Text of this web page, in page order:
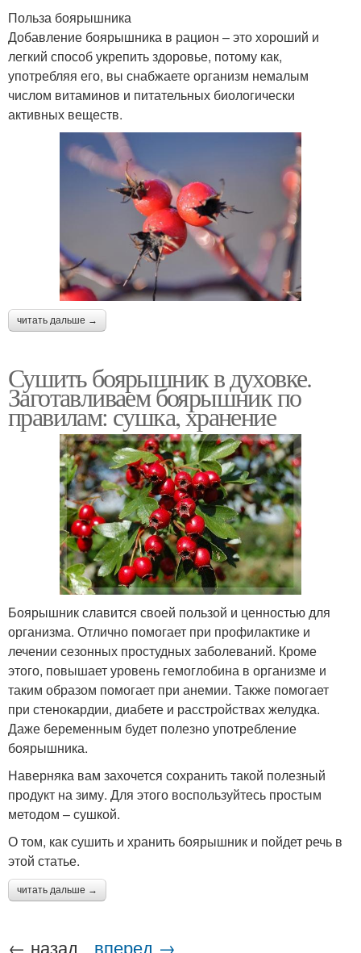
Польза боярышника
Добавление боярышника в рацион – это хороший и
легкий способ укрепить здоровье, потому как,
употребляя его, вы снабжаете организм немалым
числом витаминов и питательных биологически
активных веществ.
читать дальше →
Сушить боярышник в духовке.
Заготавливаем боярышник по
правилам: сушка, хранение
Боярышник славится своей пользой и ценностью для
организма. Отлично помогает при профилактике и
лечении сезонных простудных заболеваний. Кроме
этого, повышает уровень гемоглобина в организме и
таким образом помогает при анемии. Также помогает
при стенокардии, диабете и расстройствах желудка.
Даже беременным будет полезно употребление
боярышника.
Наверняка вам захочется сохранить такой полезный
продукт на зиму. Для этого воспользуйтесь простым
методом – сушкой.
О том, как сушить и хранить боярышник и пойдет речь в
этой статье.
читать дальше →
← назад вперед →